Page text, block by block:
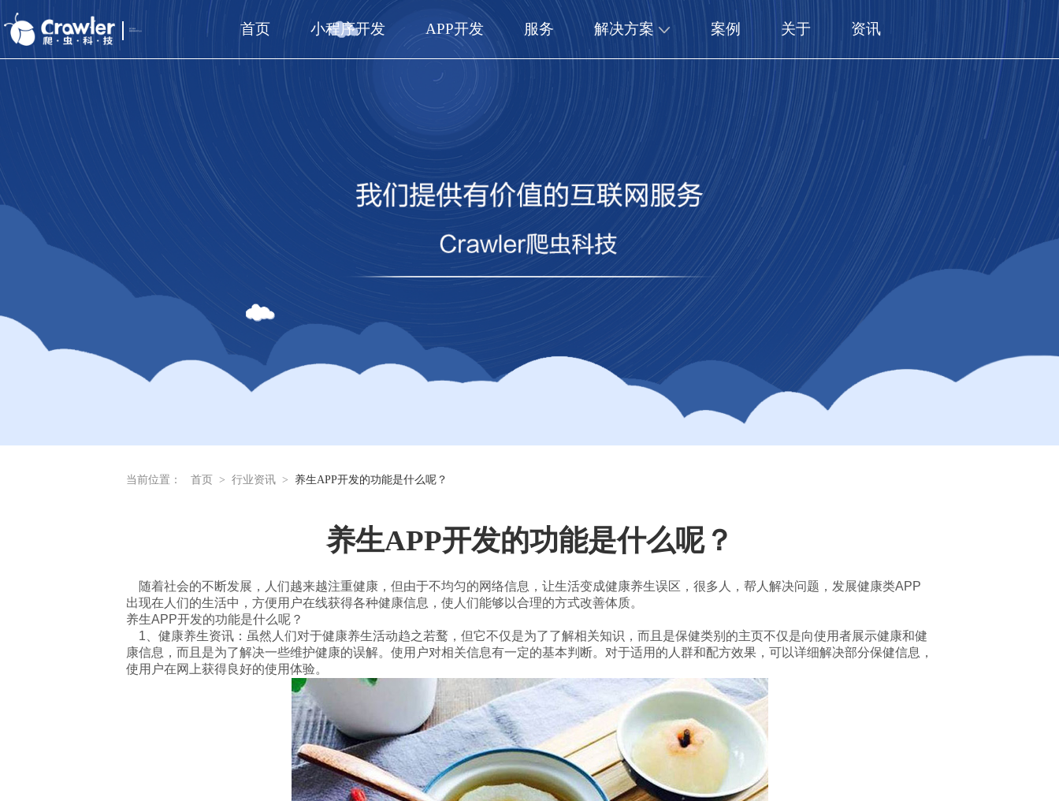
首页 小程序开发 APP开发 服务 解决方案 案例 关于 资讯
当前位置： 首页 > 行业资讯 > 养生APP开发的功能是什么呢？
养生APP开发的功能是什么呢？
随着社会的不断发展，人们越来越注重健康，但由于不均匀的网络信息，让生活变成健康养生误区，很多人，帮人解决问题，发展健康类APP
出现在人们的生活中，方便用户在线获得各种健康信息，使人们能够以合理的方式改善体质。
养生APP开发的功能是什么呢？
1、健康养生资讯：虽然人们对于健康养生活动趋之若鹜，但它不仅是为了了解相关知识，而且是保健类别的主页不仅是向使用者展示健康和健
康信息，而且是为了解决一些维护健康的误解。使用户对相关信息有一定的基本判断。对于适用的人群和配方效果，可以详细解决部分保健信息，
使用户在网上获得良好的使用体验。